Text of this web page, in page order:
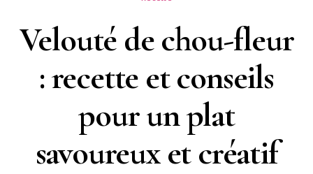
Velouté de chou-fleur
: recette et conseils
pour un plat
savoureux et créatif